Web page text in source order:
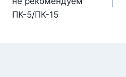
ПК-5/ПК-15